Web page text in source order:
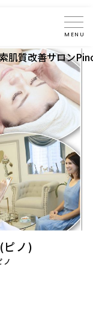
MENU
肌質改善サロン
ノ)
ノ